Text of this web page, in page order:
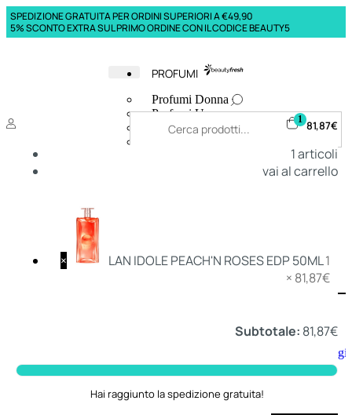
SPEDIZIONE GRATUITA PER ORDINI SUPERIORI A €49,90
5% SCONTO EXTRA SUL PRIMO ORDINE CON IL CODICE BEAUTY5
PROFUMI
Profumi Donna
Profumi Uomo
Deodoranti Donna
Aggiungi
al
1 81,87€
1articoli
vai al carrello
× LAN IDOLE PEACH'N ROSES EDP 50ML1
× 81,87€
Subtotale: 81,87€
Hai raggiunto la spedizione gratuita!